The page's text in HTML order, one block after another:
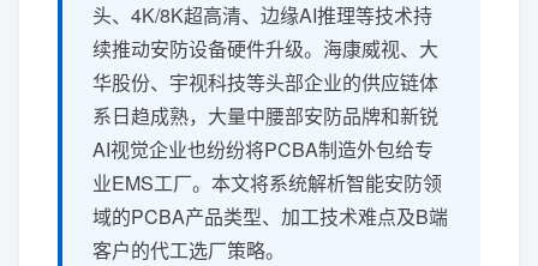
头、4K/8K超高清、边缘AI推理等技术持
续推动安防设备硬件升级。海康威视、大
华股份、宇视科技等头部企业的供应链体
系日趋成熟，大量中腰部安防品牌和新锐
AI视觉企业也纷纷将PCBA制造外包给专
业EMS工厂。本文将系统解析智能安防领
域的PCBA产品类型、加工技术难点及B端
客户的代工选厂策略。